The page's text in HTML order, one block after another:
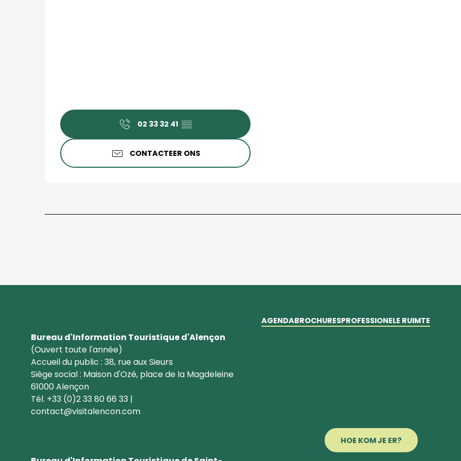
02 33 32 41 ▒▒
CONTACTEER ONS
Bureau d'Information Touristique d'Alençon
(Ouvert toute l'année)
Accueil du public : 38, rue aux Sieurs
Siège social : Maison d'Ozé, place de la Magdeleine
61000 Alençon
Tél. +33 (0)2 33 80 66 33 |
contact@visitalencon.com
HOE KOM JE ER?
AGENDABROCHURESPROFESSIONELE RUIMTE